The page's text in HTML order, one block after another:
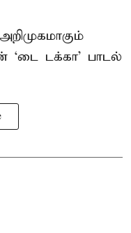
‘டை டக்கா’ பாடல்